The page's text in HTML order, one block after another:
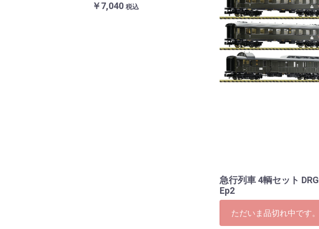
￥7,040 税込
急行列車 4輌セット DRG
Ep2
ただいま品切れ中です。